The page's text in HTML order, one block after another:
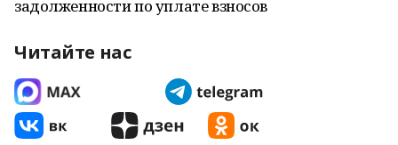
задолженности по уплате взносов
Читайте нас